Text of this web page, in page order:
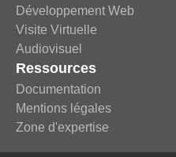
Développement Web
Visite Virtuelle
Audiovisuel
Ressources
Documentation
Mentions légales
Zone d'expertise